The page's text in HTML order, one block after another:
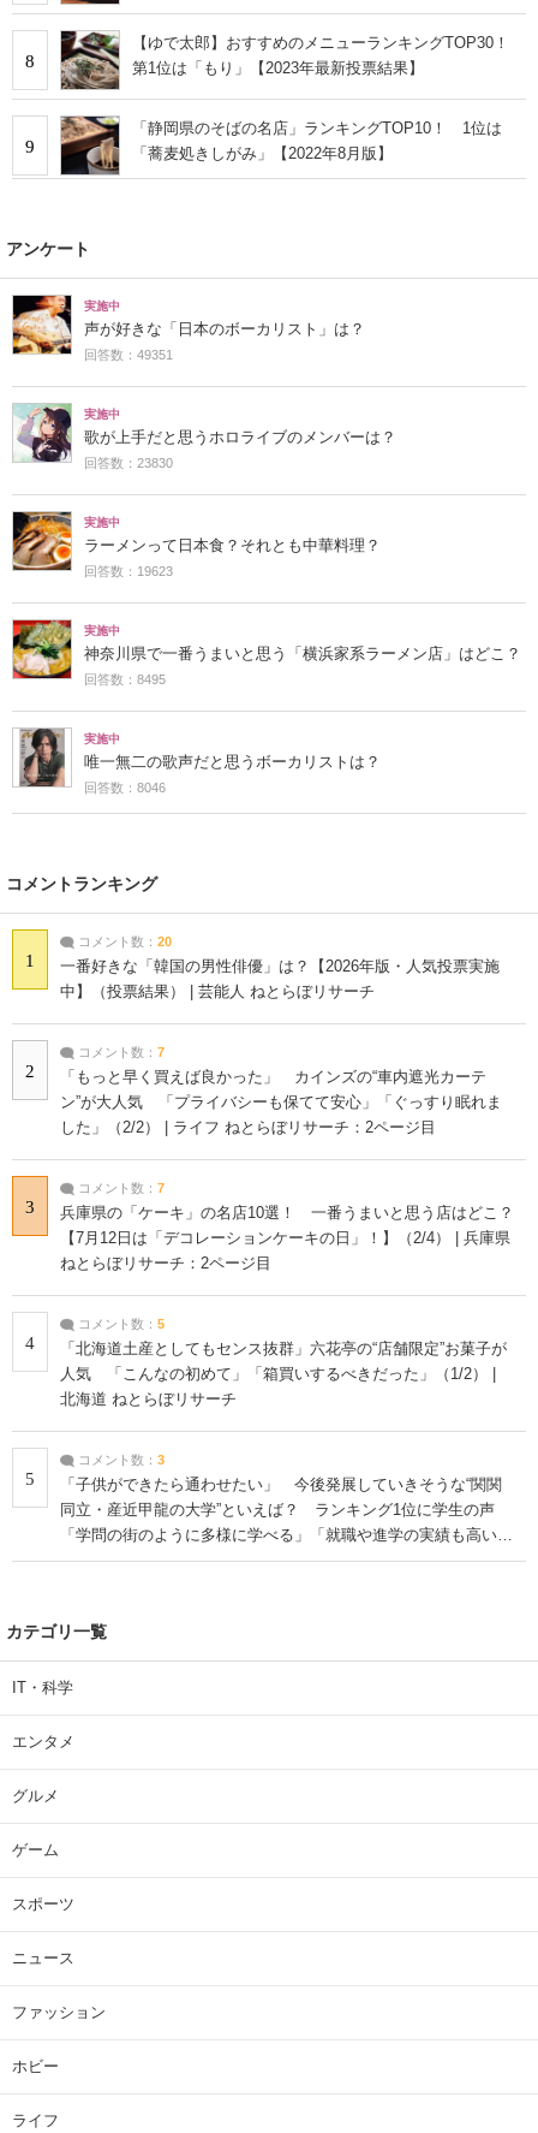
8
【ゆで太郎】おすすめのメニューランキングTOP30！
第1位は「もり」【2023年最新投票結果】
9
「静岡県のそばの名店」ランキングTOP10！ 1位は
「蕎麦処きしがみ」【2022年8月版】
アンケート
実施中
声が好きな「日本のボーカリスト」は？
回答数：49351
実施中
歌が上手だと思うホロライブのメンバーは？
回答数：23830
実施中
ラーメンって日本食？それとも中華料理？
回答数：19623
実施中
神奈川県で一番うまいと思う「横浜家系ラーメン店」はどこ？
回答数：8495
実施中
唯一無二の歌声だと思うボーカリストは？
回答数：8046
コメントランキング
1
コメント数： 20
一番好きな「韓国の男性俳優」は？【2026年版・人気投票実施
中】（投票結果） | 芸能人 ねとらぼリサーチ
2
コメント数： 7
「もっと早く買えば良かった」 カインズの“車内遮光カーテ
ン”が大人気 「プライバシーも保てて安心」「ぐっすり眠れま
した」（2/2） | ライフ ねとらぼリサーチ：2ページ目
3
コメント数： 7
兵庫県の「ケーキ」の名店10選！ 一番うまいと思う店はどこ？
【7月12日は「デコレーションケーキの日」！】（2/4） | 兵庫県
ねとらぼリサーチ：2ページ目
4
コメント数： 5
「北海道土産としてもセンス抜群」六花亭の“店舗限定”お菓子が
人気 「こんなの初めて」「箱買いするべきだった」（1/2） |
北海道 ねとらぼリサーチ
5
コメント数： 3
「子供ができたら通わせたい」 今後発展していきそうな“関関
同立・産近甲龍の大学”といえば？ ランキング1位に学生の声
「学問の街のように多様に学べる」「就職や進学の実績も高い」
| 大学 ねとらぼリサーチ
カテゴリ一覧
IT・科学
エンタメ
グルメ
ゲーム
スポーツ
ニュース
ファッション
ホビー
ライフ